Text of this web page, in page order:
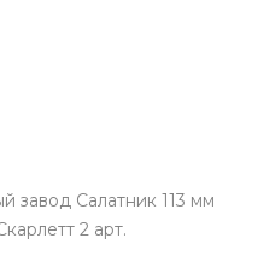
завод Салатник 113 мм
2 арт.